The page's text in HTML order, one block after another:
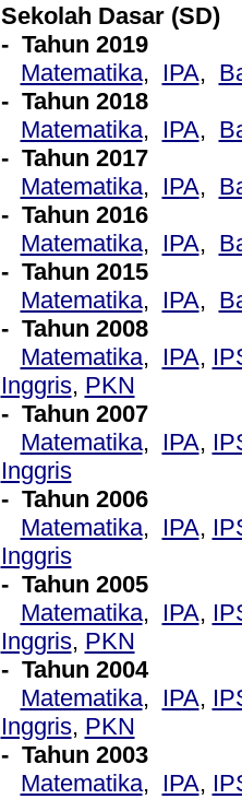
Sekolah Dasar (SD)
- Tahun 2019
Matematika, IPA,
- Tahun 2018
Matematika, IPA,
- Tahun 2017
Matematika, IPA,
- Tahun 2016
Matematika, IPA,
- Tahun 2015
Matematika, IPA,
- Tahun 2008
Matematika, IPA,
Inggris, PKN
- Tahun 2007
Matematika, IPA,
Inggris
- Tahun 2006
Matematika, IPA,
Inggris
- Tahun 2005
Matematika, IPA,
Inggris, PKN
- Tahun 2004
Matematika, IPA,
Inggris, PKN
- Tahun 2003
Matematika, IPA,